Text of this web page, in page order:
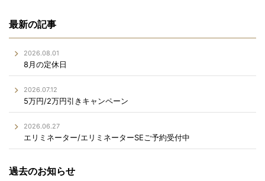
最新の記事
2026.08.01
8月の定休日
2026.07.12
5万円/2万円引きキャンペーン
2026.06.27
エリミネーター/エリミネーターSEご予約受付中
過去のお知らせ